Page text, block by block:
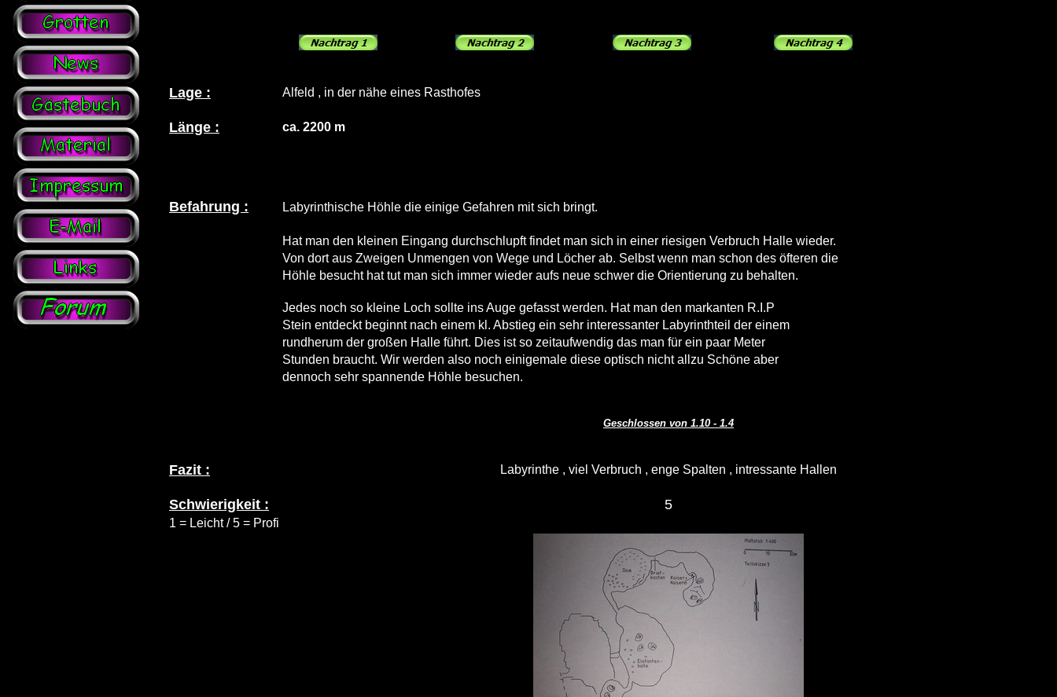
Lage : Alfeld , in der nähe eines Rasthofes
Länge : ca. 2200 m
Befahrung : Labyrinthische Höhle die einige Gefahren mit sich bringt.
Hat man den kleinen Eingang durchschlupft findet man sich in einer riesigen Verbruch Halle wieder.
Von dort aus Zweigen Unmengen von Wege und Löcher ab. Selbst wenn man schon des öfteren die
Höhle besucht hat tut man sich immer wieder aufs neue schwer die Orientierung zu behalten.
Jedes noch so kleine Loch sollte ins Auge gefasst werden. Hat man den markanten R.I.P
Stein entdeckt beginnt nach einem kl. Abstieg ein sehr interessanter Labyrinthteil der einem
rundherum der großen Halle führt. Dies ist so zeitaufwendig das man für ein paar Meter
Stunden braucht. Wir werden also noch einigemale diese optisch nicht allzu Schöne aber
dennoch sehr spannende Höhle besuchen.
Geschlossen von 1.10 - 1.4
Fazit : Labyrinthe , viel Verbruch , enge Spalten , intressante Hallen
Schwierigkeit : 5
1 = Leicht / 5 = Profi